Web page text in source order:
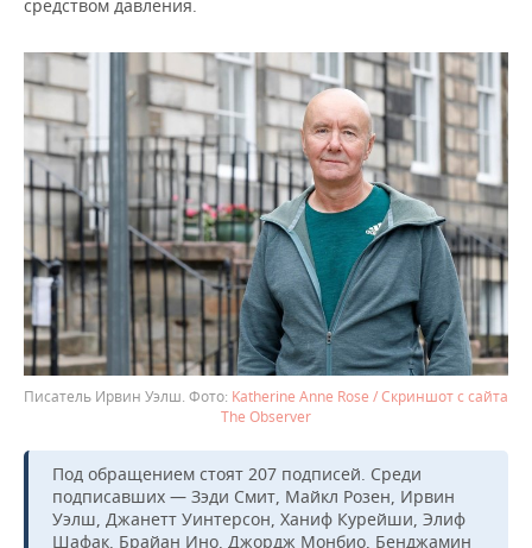
средством давления.
Писатель Ирвин Уэлш.
Katherine Anne Rose / Скриншот с сайта
The Observer
Под обращением стоят 207 подписей. Среди
подписавших — Зэди Смит, Майкл Розен, Ирвин
Уэлш, Джанетт Уинтерсон, Ханиф Курейши, Элиф
Шафак, Брайан Ино, Джордж Монбио, Бенджамин